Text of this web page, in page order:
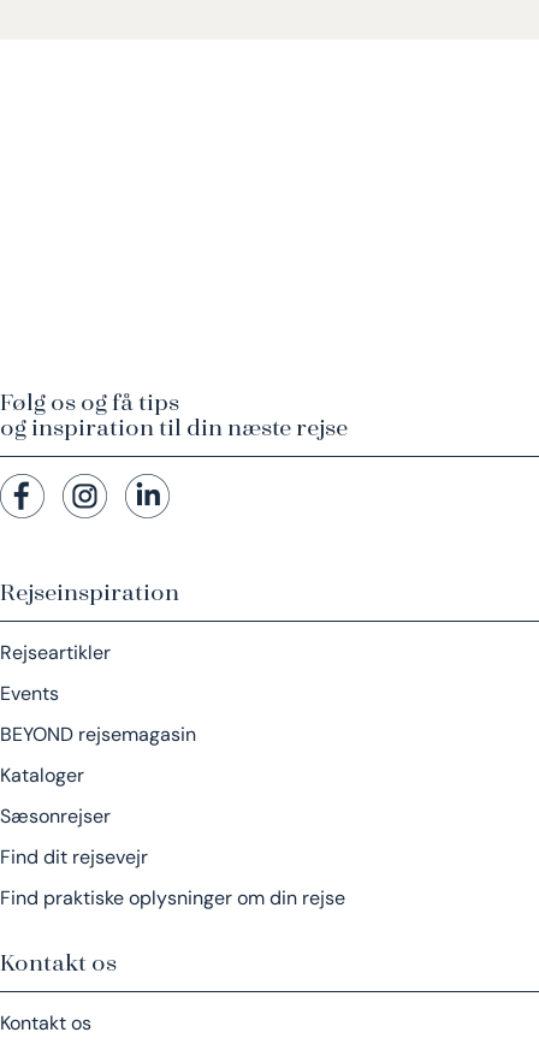
Rejseinspiration
Rejseartikler
Events
BEYOND rejsemagasin
Kataloger
Sæsonrejser
Find dit rejsevejr
Find praktiske oplysninger om din rejse
Kontakt os
Kontakt os
Følg os og få tips
og inspiration til din næste rejse